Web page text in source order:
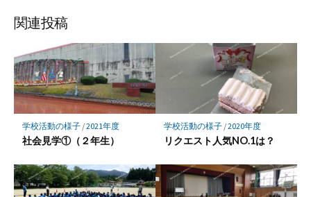
関連投稿
学校活動の様子/2021年度
社会見学①（２年生）
学校活動の様子/2020年度
リクエスト人気NO.1は？